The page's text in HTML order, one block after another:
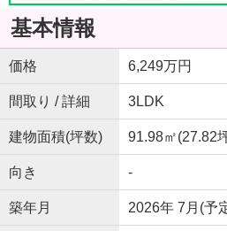
基本情報
価格 6,249万円
間取り / 詳細 3LDK
建物面積(坪数) 91.98㎡(27.82
向き -
築年月 2026年 7月(予